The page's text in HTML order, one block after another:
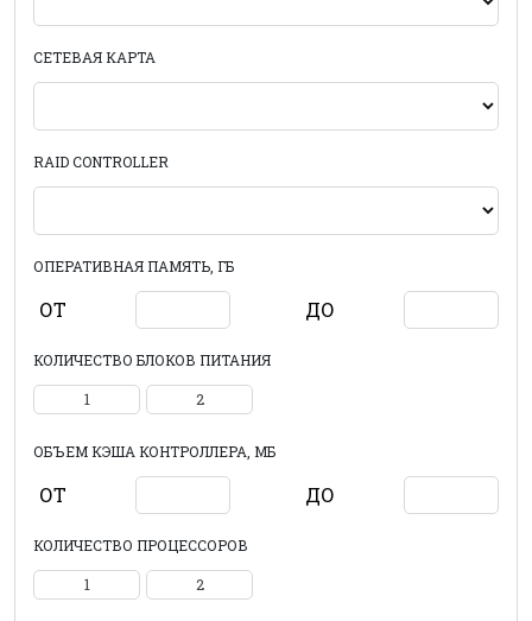
СЕТЕВАЯ КАРТА
RAID CONTROLLER
ОПЕРАТИВНАЯ ПАМЯТЬ, ГБ
ОТ ДО
КОЛИЧЕСТВО БЛОКОВ ПИТАНИЯ
1 2
ОБЪЕМ КЭША КОНТРОЛЛЕРА, МБ
ОТ ДО
КОЛИЧЕСТВО ПРОЦЕССОРОВ
1 2